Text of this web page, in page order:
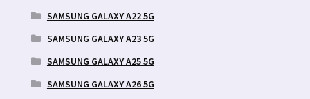
SAMSUNG GALAXY A22 5G
SAMSUNG GALAXY A23 5G
SAMSUNG GALAXY A25 5G
SAMSUNG GALAXY A26 5G